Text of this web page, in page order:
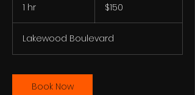
1 hr
dollars$150
Lakewood Boulevard
Book Now